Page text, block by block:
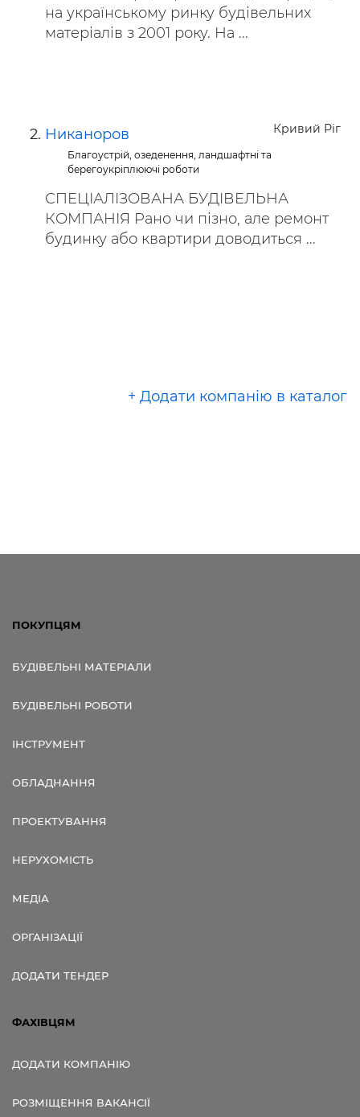
на українському ринку будівельних
матеріалів з ​2001 року. На ...
Кривий Ріг
Никаноров
Благоустрій, озеденення, ландшафтні та
берегоукріплюючі роботи
СПЕЦІАЛІЗОВАНА БУДІВЕЛЬНА
КОМПАНІЯ Рано чи пізно, але ремонт
будинку або квартири доводиться ...
+ Додати компанію в каталог
ПОКУПЦЯМ
БУДІВЕЛЬНІ МАТЕРІАЛИ
БУДІВЕЛЬНІ РОБОТИ
ІНСТРУМЕНТ
ОБЛАДНАННЯ
ПРОЕКТУВАННЯ
НЕРУХОМІСТЬ
МЕДІА
ОРГАНІЗАЦІЇ
ДОДАТИ ТЕНДЕР
ФАХІВЦЯМ
ДОДАТИ КОМПАНІЮ
РОЗМІЩЕННЯ ВАКАНСІЇ